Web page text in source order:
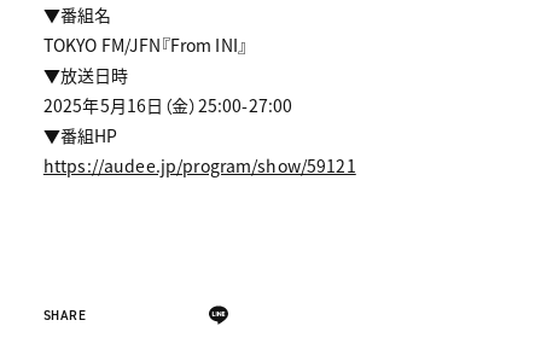
▼番組名
TOKYO FM/JFN『From INI』
▼放送日時
2025年5月16日（金）25:00-27:00
▼番組HP
https://audee.jp/program/show/59121
SHARE